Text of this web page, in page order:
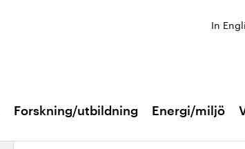
In
Forskning/utbildning Energi/miljö